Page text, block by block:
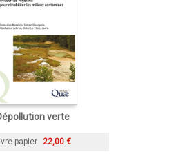
verte
papier 22,00 €